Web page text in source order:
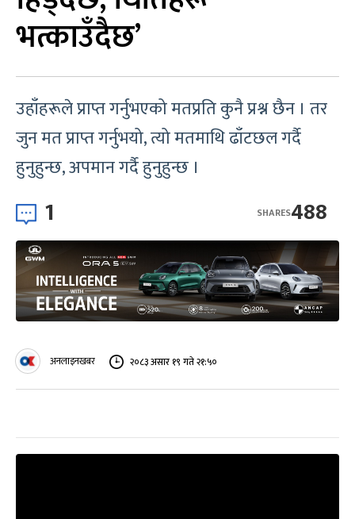
भत्काउँदैछ’
उहाँहरूले प्राप्त गर्नुभएको मतप्रति कुनै प्रश्न छैन । तर
जुन मत प्राप्त गर्नुभयो, त्यो मतमाथि ढाँटछल गर्दै
हुनुहुन्छ, अपमान गर्दै हुनुहुन्छ ।
1 488
SHARES
अनलाइनखबर २०८३ असार १९ गते २१:५०